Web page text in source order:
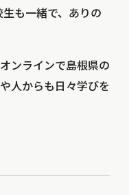
も一緒で、ありの
ンラインで島根県の
人からも日々学びを